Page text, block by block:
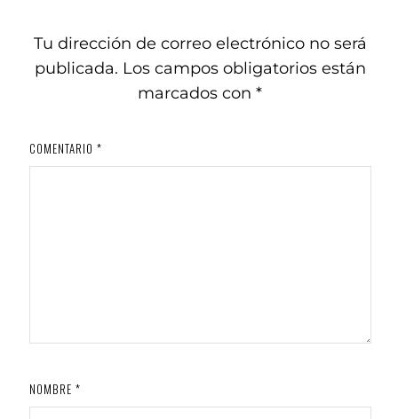
Tu dirección de correo electrónico no será
publicada. Los campos obligatorios están
marcados con*
COMENTARIO *
NOMBRE *